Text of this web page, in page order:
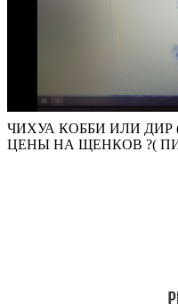
ЧИХУА КОББИ ИЛИ ДИР
ЦЕНЫ НА ЩЕНКОВ ?(